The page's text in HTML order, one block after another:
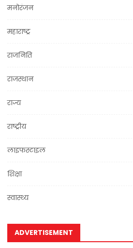
मनोरंजन
महाराष्ट्र
राजनिति
राजस्थान
राज्य
राष्ट्रीय
लाइफस्टाइल
शिक्षा
स्वास्थ्य
ADVERTISEMENT